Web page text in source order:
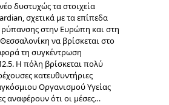
δυστυχώς τα στοιχεία
σχετικά με τα επίπεδα
στην Ευρώπη και στη
να βρίσκεται στο
τη συγκέντρωση
Η πόλη βρίσκεται πολύ
κατευθυντήριες
Οργανισμού Υγείας
αναφέρουν ότι οι μέσες…